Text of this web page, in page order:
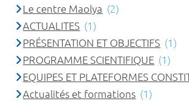
Le centre Maolya (2)
ACTUALITES (1)
PRÉSENTATION ET OBJECTIFS (1)
PROGRAMME SCIENTIFIQUE (1)
EQUIPES ET PLATEFORMES
Actualités et formations (1)